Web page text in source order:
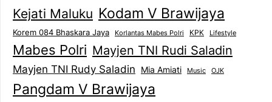
Kejati Maluku Kodam V Brawijaya
Korem 084 Bhaskara Jaya Korlantas Mabes Polri KPK Lifestyle
Mabes Polri Mayjen TNI Rudi Saladin
Mayjen TNI Rudy Saladin Mia Amiati Music OJK
Pangdam V Brawijaya